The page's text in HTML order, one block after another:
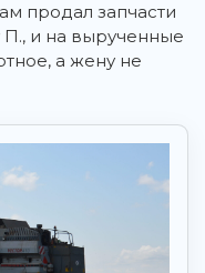
продал запчасти
и на вырученные
а жену не